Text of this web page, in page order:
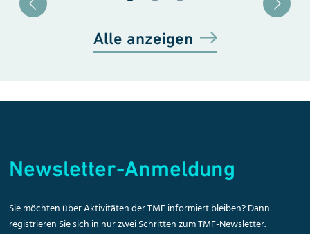
Alle anzeigen
Newsletter-Anmeldung
Sie möchten über Aktivitäten der TMF informiert bleiben? Dann
registrieren Sie sich in nur zwei Schritten zum TMF-Newsletter.